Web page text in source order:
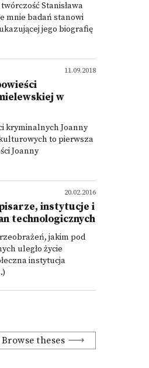
Stanisława
mnie badań stanowi
jego biografię
11.09.2018
w
kryminalnych Joanny
to pierwsza
Joanny
20.02.2016
instytucje i
technologicznych
jakim pod
uległo życie
instytucja
Browse theses